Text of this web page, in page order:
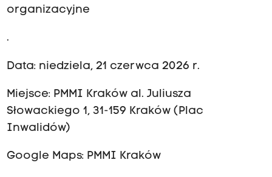
organizacyjne
.
Data: niedziela, 21 czerwca 2026 r.
Miejsce: PMMI Kraków al. Juliusza
Słowackiego 1, 31-159 Kraków (Plac
Inwalidów)
Google Maps: PMMI Kraków